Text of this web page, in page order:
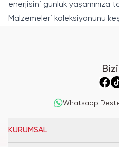
enerjisini günlük yaşamınıza
Malzemeleri koleksiyonunu
Whatsapp
KURUMSAL